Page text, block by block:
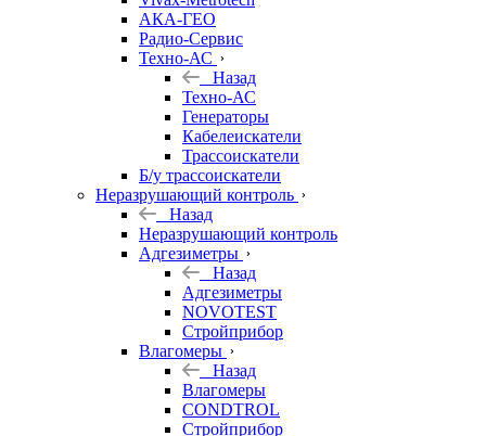
АКА-ГЕО
Радио-Сервис
Техно-АС
Назад
Техно-АС
Генераторы
Кабелеискатели
Трассоискатели
Б/у трассоискатели
Неразрушающий контроль
Назад
Неразрушающий контроль
Адгезиметры
Назад
Адгезиметры
NOVOTEST
Стройприбор
Влагомеры
Назад
Влагомеры
CONDTROL
Стройприбор